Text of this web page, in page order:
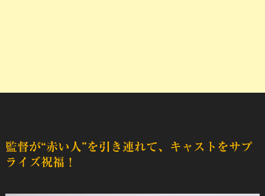
監督が“赤い人”を引き連れて、キャストをサプ
ライズ祝福！